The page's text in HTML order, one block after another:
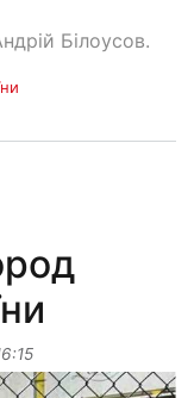
Білоусов.